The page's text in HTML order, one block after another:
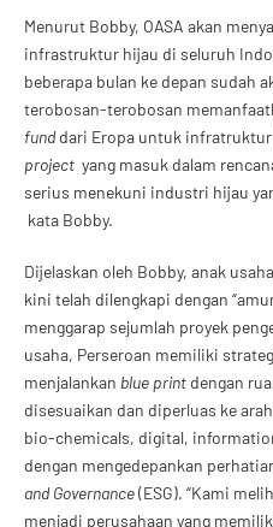
Menurut Bobby, OASA akan
infrastruktur hijau di seluruh
beberapa bulan ke depan sudah
terobosan-terobosan
funddari Eropa untuk infratruktur
project yang masuk dalam
serius menekuni industri hijau
kata Bobby.
Dijelaskan oleh Bobby, anak
kini telah dilengkapi dengan
menggarap sejumlah proyek
usaha, Perseroan memiliki
menjalankan blue print dengan
disesuaikan dan diperluas ke
bio-chemicals, digital,
dengan mengedepankan
and Governance(ESG). “Kami
menjadi perusahaan yang